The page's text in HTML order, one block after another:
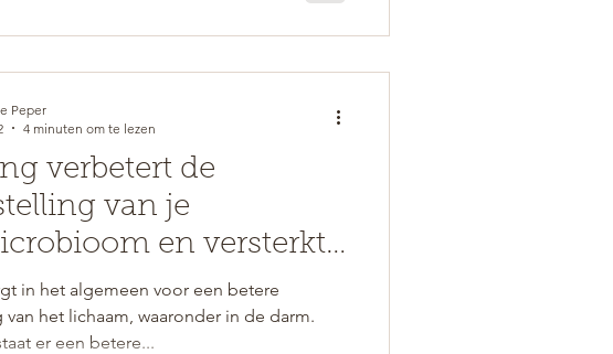
verbetert de
van je
en versterkt
in het algemeen voor een betere
het lichaam, waaronder in de darm.
er een betere...
Peper
4 minuten om te lezen